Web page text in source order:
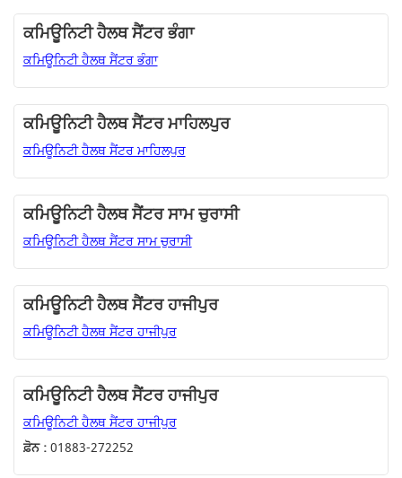
ਕਮਿਊਨਿਟੀ ਹੈਲਥ ਸੈਂਟਰ ਭੰਗਾ
ਕਮਿਊਨਿਟੀ ਹੈਲਥ ਸੈਂਟਰ ਭੰਗਾ
ਕਮਿਊਨਿਟੀ ਹੈਲਥ ਸੈਂਟਰ ਮਾਹਿਲਪੁਰ
ਕਮਿਊਨਿਟੀ ਹੈਲਥ ਸੈਂਟਰ ਮਾਹਿਲਪੁਰ
ਕਮਿਊਨਿਟੀ ਹੈਲਥ ਸੈਂਟਰ ਸਾਮ ਚੁਰਾਸੀ
ਕਮਿਊਨਿਟੀ ਹੈਲਥ ਸੈਂਟਰ ਸਾਮ ਚੁਰਾਸੀ
ਕਮਿਊਨਿਟੀ ਹੈਲਥ ਸੈਂਟਰ ਹਾਜੀਪੁਰ
ਕਮਿਊਨਿਟੀ ਹੈਲਥ ਸੈਂਟਰ ਹਾਜੀਪੁਰ
ਕਮਿਊਨਿਟੀ ਹੈਲਥ ਸੈਂਟਰ ਹਾਜੀਪੁਰ
ਕਮਿਊਨਿਟੀ ਹੈਲਥ ਸੈਂਟਰ ਹਾਜੀਪੁਰ
ਫ਼ੋਨ :01883-272252